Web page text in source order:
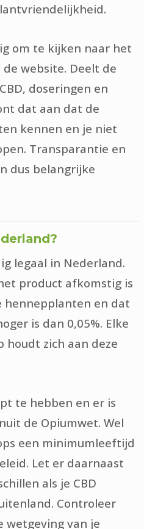
om te kijken naar het
website. Deelt de
doseringen en
dat aan dat de
kennen en je niet
Transparantie en
dus belangrijke
legaal in Nederland.
product afkomstig is
hennepplanten en dat
is dan 0,05%. Elke
houdt zich aan deze
te hebben en er is
de Opiumwet. Wel
een minimumleeftijd
Let er daarnaast
als je CBD
Controleer
wetgeving van je